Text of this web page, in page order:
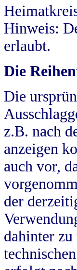
Hinweis:
erlaubt.
Die
Die
z.B. nach
anzeigen
auch vor,
der
dahinter zu